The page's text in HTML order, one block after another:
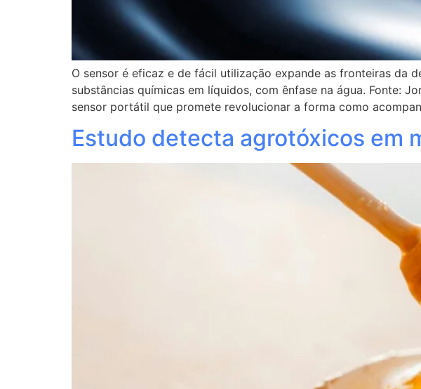
O sensor é eficaz e de fácil utilização expande as fronteiras da
substâncias químicas em líquidos, com ênfase na água. Fonte:
sensor portátil que promete revolucionar a forma como
Estudo detecta agrotóxicos em